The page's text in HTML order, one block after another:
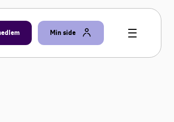
Min side